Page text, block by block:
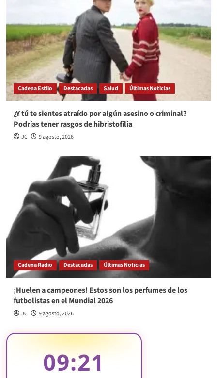
Cadena Estilo Destacadas Salud Últimas Noticias
¿Y tú te sientes atraído por algún asesino o criminal?
Podrías tener rasgos de hibristofilia
JC 9 agosto, 2026
Cadena Radio Destacadas Últimas Noticias
¡Huelen a campeones! Estos son los perfumes de los
futbolistas en el Mundial 2026
JC 9 agosto, 2026
09:22